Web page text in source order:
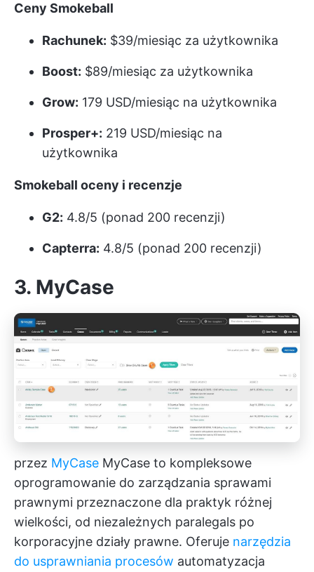
Ceny Smokeball
Rachunek: $39/miesiąc za użytkownika
Boost: $89/miesiąc za użytkownika
Grow: 179 USD/miesiąc na użytkownika
Prosper+: 219 USD/miesiąc na
użytkownika
Smokeball oceny i recenzje
G2: 4.8/5 (ponad 200 recenzji)
Capterra: 4.8/5 (ponad 200 recenzji)
3. MyCase
przez MyCase MyCase to kompleksowe
oprogramowanie do zarządzania sprawami
prawnymi przeznaczone dla praktyk różnej
wielkości, od niezależnych paralegals po
korporacyjne działy prawne. Oferuje narzędzia
do usprawniania procesów automatyzacja